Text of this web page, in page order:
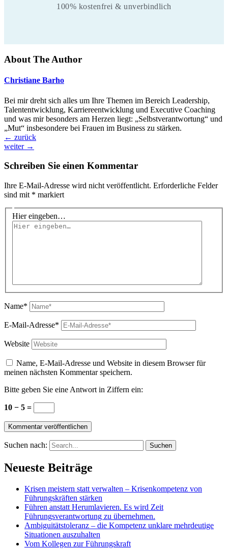
100% kostenfrei & unverbindlich
About The Author
Christiane Barho
Bei mir dreht sich alles um Ihre Themen im Bereich Leadership,
Talententwicklung, Karriereentwicklung und Executive Coaching
und was mir besonders am Herzen liegt: „Selbstverantwortung“ und
„Mut“ insbesondere bei Frauen im Business zu stärken.
← zurück
weiter →
Schreiben Sie einen Kommentar
Ihre E-Mail-Adresse wird nicht veröffentlicht. Erforderliche Felder
sind mit * markiert
Hier eingeben…
Name*
E-Mail-Adresse*
Website
Name, E-Mail-Adresse und Website in diesem Browser für
meinen nächsten Kommentar speichern.
Bitte geben Sie eine Antwort in Ziffern ein:
10 − 5 =
Suchen nach:
Neueste Beiträge
Krisen meistern statt verwalten – Krisenkompetenz von
Führungskräften stärken
Führen anstatt Herumlavieren. Es wird Zeit
Führungsverantwortung zu übernehmen.
Ambiguitätstoleranz – die Kompetenz unklare mehrdeutige
Situationen auszuhalten
Vom Kollegen zur Führungskraft